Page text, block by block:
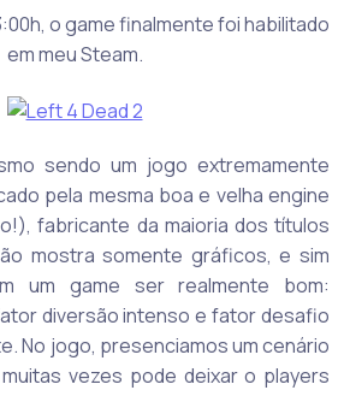
o game finalmente foi habilitado
em meu Steam.
sendo um jogo extremamente
pela mesma boa e velha engine
fabricante da maioria dos títulos
mostra somente gráficos, e sim
um game ser realmente bom:
diversão intenso e fator desafio
No jogo, presenciamos um cenário
vezes pode deixar o players